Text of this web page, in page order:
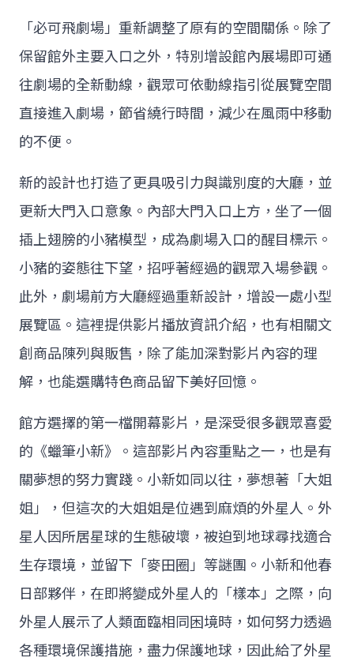
「必可飛劇場」重新調整了原有的空間關係。除了
保留館外主要入口之外，特別增設館內展場即可通
往劇場的全新動線，觀眾可依動線指引從展覽空間
直接進入劇場，節省繞行時間，減少在風雨中移動
的不便。
新的設計也打造了更具吸引力與識別度的大廳，並
更新大門入口意象。內部大門入口上方，坐了一個
插上翅膀的小豬模型，成為劇場入口的醒目標示。
小豬的姿態往下望，招呼著經過的觀眾入場參觀。
此外，劇場前方大廳經過重新設計，增設一處小型
展覽區。這裡提供影片播放資訊介紹，也有相關文
創商品陳列與販售，除了能加深對影片內容的理
解，也能選購特色商品留下美好回憶。
館方選擇的第一檔開幕影片，是深受很多觀眾喜愛
的《蠟筆小新》。這部影片內容重點之一，也是有
關夢想的努力實踐。小新如同以往，夢想著「大姐
姐」，但這次的大姐姐是位遇到麻煩的外星人。外
星人因所居星球的生態破壞，被迫到地球尋找適合
生存環境，並留下「麥田圈」等謎團。小新和他春
日部夥伴，在即將變成外星人的「樣本」之際，向
外星人展示了人類面臨相同困境時，如何努力透過
各種環境保護措施，盡力保護地球，因此給了外星